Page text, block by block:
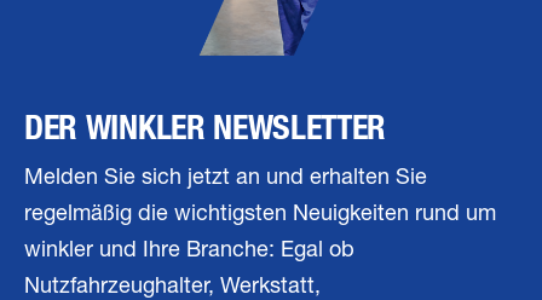
DER WINKLER NEWSLETTER
Melden Sie sich jetzt an und erhalten Sie
regelmäßig die wichtigsten Neuigkeiten rund um
winkler und Ihre Branche: Egal ob
Nutzfahrzeughalter, Werkstatt,